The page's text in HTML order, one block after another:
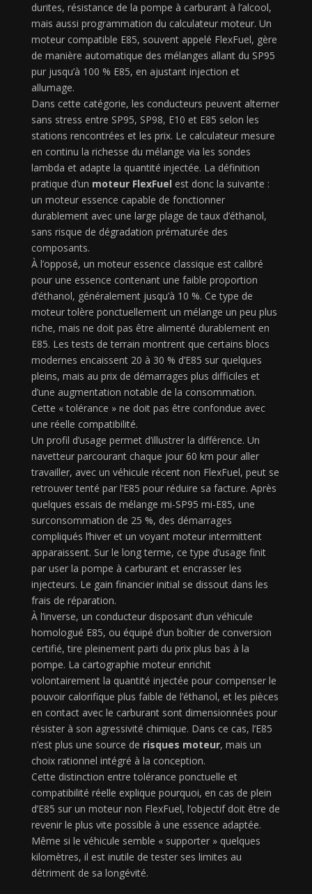
durites, résistance de la pompe à carburant à l’alcool,
mais aussi programmation du calculateur moteur. Un
moteur compatible E85, souvent appelé FlexFuel, gère
de manière automatique des mélanges allant du SP95
pur jusqu’à 100 % E85, en ajustant injection et
allumage.
Dans cette catégorie, les conducteurs peuvent alterner
sans stress entre SP95, SP98, E10 et E85 selon les
stations rencontrées et les prix. Le calculateur mesure
en continu la richesse du mélange via les sondes
lambda et adapte la quantité injectée. La définition
pratique d’un moteur FlexFuel est donc la suivante :
un moteur essence capable de fonctionner
durablement avec une large plage de taux d’éthanol,
sans risque de dégradation prématurée des
composants.
À l’opposé, un moteur essence classique est calibré
pour une essence contenant une faible proportion
d’éthanol, généralement jusqu’à 10 %. Ce type de
moteur tolère ponctuellement un mélange un peu plus
riche, mais ne doit pas être alimenté durablement en
E85. Les tests de terrain montrent que certains blocs
modernes encaissent 20 à 30 % d’E85 sur quelques
pleins, mais au prix de démarrages plus difficiles et
d’une augmentation notable de la consommation.
Cette « tolérance » ne doit pas être confondue avec
une réelle compatibilité.
Un profil d’usage permet d’illustrer la différence. Un
navetteur parcourant chaque jour 60 km pour aller
travailler, avec un véhicule récent non FlexFuel, peut se
retrouver tenté par l’E85 pour réduire sa facture. Après
quelques essais de mélange mi-SP95 mi-E85, une
surconsommation de 25 %, des démarrages
compliqués l’hiver et un voyant moteur intermittent
apparaissent. Sur le long terme, ce type d’usage finit
par user la pompe à carburant et encrasser les
injecteurs. Le gain financier initial se dissout dans les
frais de réparation.
À l’inverse, un conducteur disposant d’un véhicule
homologué E85, ou équipé d’un boîtier de conversion
certifié, tire pleinement parti du prix plus bas à la
pompe. La cartographie moteur enrichit
volontairement la quantité injectée pour compenser le
pouvoir calorifique plus faible de l’éthanol, et les pièces
en contact avec le carburant sont dimensionnées pour
résister à son agressivité chimique. Dans ce cas, l’E85
n’est plus une source de risques moteur, mais un
choix rationnel intégré à la conception.
Cette distinction entre tolérance ponctuelle et
compatibilité réelle explique pourquoi, en cas de plein
d’E85 sur un moteur non FlexFuel, l’objectif doit être de
revenir le plus vite possible à une essence adaptée.
Même si le véhicule semble « supporter » quelques
kilomètres, il est inutile de tester ses limites au
détriment de sa longévité.